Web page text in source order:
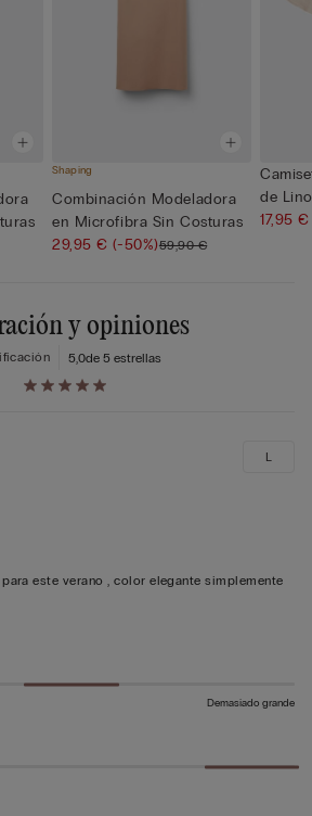
Shaping
Combinación Modeladora
en Microfibra Sin Costuras
29,95 €(-50%)59,90 €
de
17,95
y opiniones
5,0de 5 estrellas
este verano , color elegante simplemente
L
Demasiado grande